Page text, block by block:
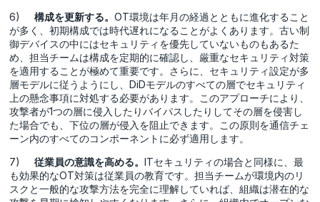
6)構成を更新する。OT環境は年月の経過とともに進化すること
が多く、初期構成では時代遅れになることがよくあります。古い制
御デバイスの中にはセキュリティを優先していないものもあるた
め、担当チームは構成を定期的に確認し、厳重なセキュリティ対策
を適用することが極めて重要です。さらに、セキュリティ設定が多
層モデルに従うようにし、DiDモデルのすべての層でセキュリティ
上の懸念事項に対処する必要があります。このアプローチにより、
攻撃者が1つの層に侵入したりバイパスしたりしてその層を侵害し
た場合でも、下位の層が侵入を阻止できます。この原則を通信チェ
ーン内のすべてのコンポーネントに必ず適用します。
7)従業員の意識を高める。ITセキュリティの場合と同様に、最
も効果的なOT対策は従業員の教育です。担当チームが環境内のリ
スクと一般的な攻撃方法を完全に理解していれば、組織は潜在的な